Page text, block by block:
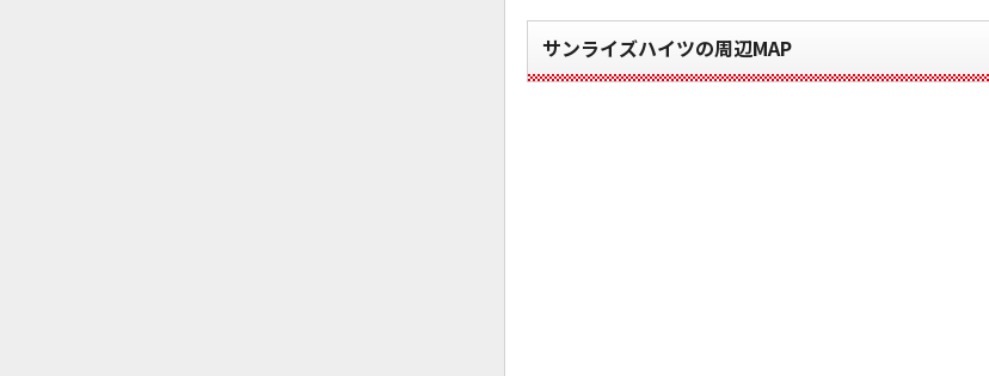
サンライズハイツの周辺MAP